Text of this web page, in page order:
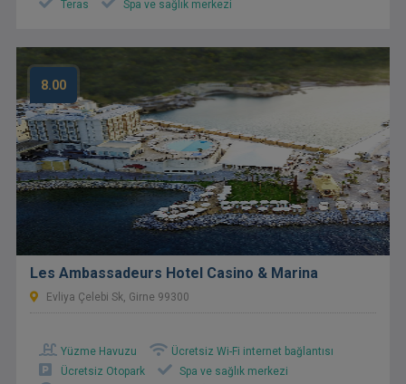
Teras
Spa ve sağlık merkezi
8.00
Les Ambassadeurs Hotel Casino & Marina
Evliya Çelebi Sk, Girne 99300
Yüzme Havuzu
Ücretsiz Wi-Fi internet bağlantısı
Ücretsiz Otopark
Spa ve sağlık merkezi